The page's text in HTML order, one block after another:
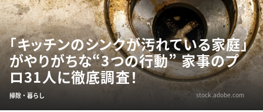
「キッチンのシンクが汚れている家庭」
がやりがちな“3つの行動” 家事のプ
ロ31人に徹底調査！
掃除・暮らし stock.adobe.com